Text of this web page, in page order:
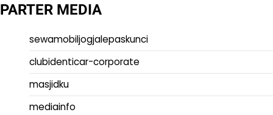
PARTER MEDIA
sewamobiljogjalepaskunci
clubidenticar-corporate
masjidku
mediainfo